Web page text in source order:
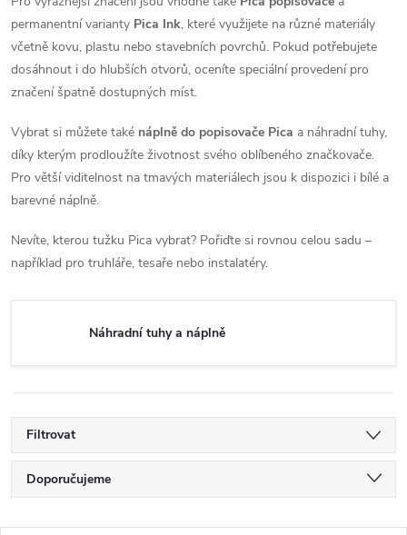
permanentní varianty Pica Ink, které využijete na různé materiály
včetně kovu, plastu nebo stavebních povrchů. Pokud potřebujete
dosáhnout i do hlubších otvorů, oceníte speciální provedení pro
značení špatně dostupných míst.
Vybrat si můžete také náplně do popisovače Pica a náhradní tuhy,
díky kterým prodloužíte životnost svého oblíbeného značkovače.
Pro větší viditelnost na tmavých materiálech jsou k dispozici i bílé a
barevné náplně.
Nevíte, kterou tužku Pica vybrat? Pořiďte si rovnou celou sadu –
například pro truhláře, tesaře nebo instalatéry.
Náhradní tuhy a náplně
Filtrovat
Ř
Doporučujeme